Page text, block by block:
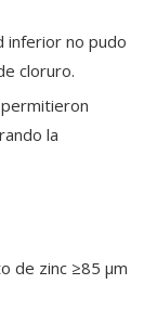
inferior no pudo
cloruro.
la
de zinc ≥85 μm